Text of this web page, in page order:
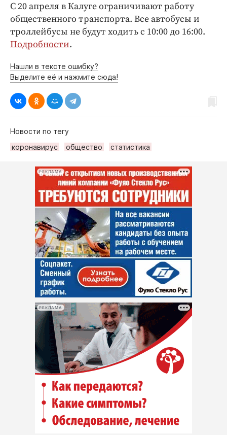
С 20 апреля в Калуге ограничивают работу
общественного транспорта. Все автобусы и
троллейбусы не будут ходить с 10:00 до 16:00.
Подробности.
Нашли в тексте ошибку?
Выделите её и нажмите сюда!
Новости по тегу
коронавирус
общество статистика
РЕКЛАМА
РЕКЛАМА